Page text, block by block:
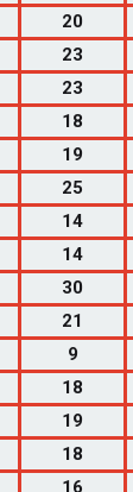
20
23
23
18
19
25
14
14
30
21
9
18
19
18
16